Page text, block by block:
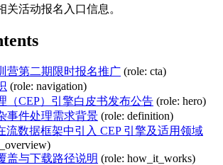
关活动报名入口信息。
营第二期限时报名推广 (role: cta)
(role: navigation)
（CEP）引擎白皮书发布公告 (role: hero)
事件处理需求背景 (role: definition)
流数据框架中引入 CEP 引擎及适用领域
盖与下载路径说明 (role: how_it_works)